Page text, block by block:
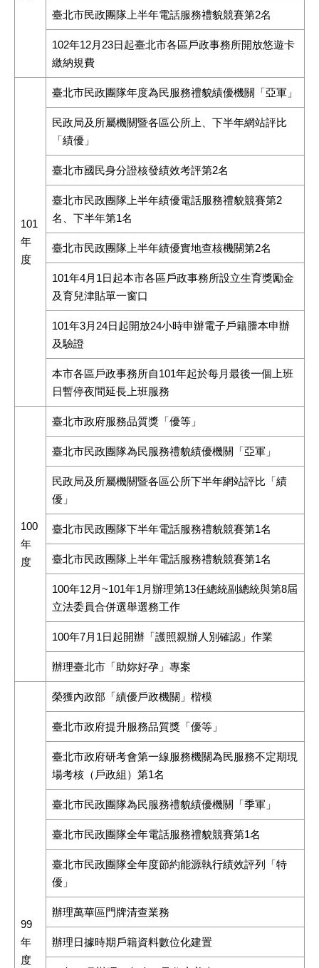
臺北市民政團隊上半年電話服務禮貌競賽第2名
102年12月23日起臺北市各區戶政事務所開放悠遊卡
繳納規費
101
年
度
臺北市民政團隊年度為民服務禮貌績優機關「亞軍」
民政局及所屬機關暨各區公所上、下半年網站評比
「績優」
臺北市國民身分證核發績效考評第2名
臺北市民政團隊上半年績優電話服務禮貌競賽第2
名、下半年第1名
臺北市民政團隊上半年績優實地查核機關第2名
101年4月1日起本市各區戶政事務所設立生育獎勵金
及育兒津貼單一窗口
101年3月24日起開放24小時申辦電子戶籍謄本申辦
及驗證
本市各區戶政事務所自101年起於每月最後一個上班
日暫停夜間延長上班服務
100
年
度
臺北市政府服務品質獎「優等」
臺北市民政團隊為民服務禮貌績優機關「亞軍」
民政局及所屬機關暨各區公所下半年網站評比「績
優」
臺北市民政團隊下半年電話服務禮貌競賽第1名
臺北市民政團隊上半年電話服務禮貌競賽第1名
100年12月~101年1月辦理第13任總統副總統與第8屆
立法委員合併選舉選務工作
100年7月1日起開辦「護照親辦人別確認」作業
辦理臺北市「助妳好孕」專案
99
年
度
榮獲內政部「績優戶政機關」楷模
臺北市政府提升服務品質獎「優等」
臺北市政府研考會第一線服務機關為民服務不定期現
場考核（戶政組）第1名
臺北市民政團隊為民服務禮貌績優機關「季軍」
臺北市民政團隊全年電話服務禮貌競賽第1名
臺北市民政團隊全年度節約能源執行績效評列「特
優」
辦理萬華區門牌清查業務
辦理日據時期戶籍資料數位化建置